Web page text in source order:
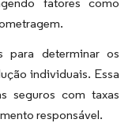
para determinar os
individuais. Essa
seguros com taxas
responsável.